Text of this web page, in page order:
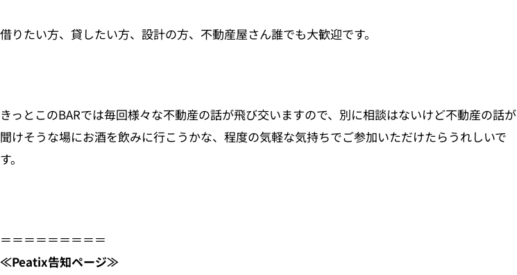
借りたい方、貸したい方、設計の方、不動産屋さん誰でも大歓迎です。
きっとこのBARでは毎回様々な不動産の話が飛び交いますので、別に相談はないけど不動産の話が
聞けそうな場にお酒を飲みに行こうかな、程度の気軽な気持ちでご参加いただけたらうれしいで
す。
＝＝＝＝＝＝＝＝＝
≪Peatix告知ページ≫